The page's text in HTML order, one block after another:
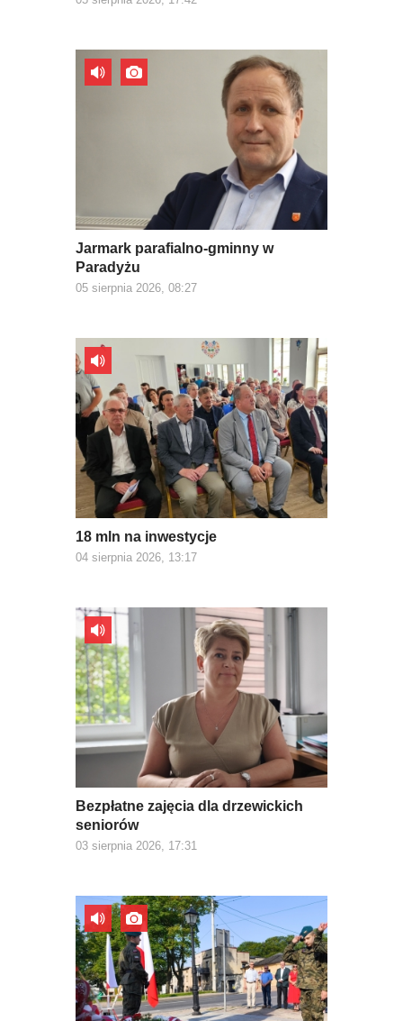
Jarmark parafialno-gminny w
Paradyżu
05 sierpnia 2026, 08:27
18 mln na inwestycje
04 sierpnia 2026, 13:17
Bezpłatne zajęcia dla drzewickich
seniorów
03 sierpnia 2026, 17:31